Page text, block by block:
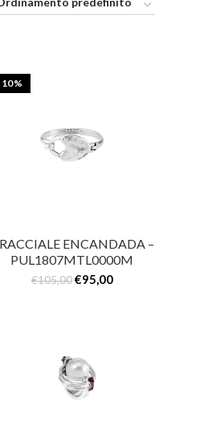
ENCANDADA –
PUL1807MTL0000M
€105,00 €95,00